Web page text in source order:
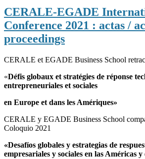
CERALE-EGADE
Conference 2021 : actas /
proceedings
CERALE et EGADE Business School
«Défis globaux et stratégies de réponse
entrepreneuriales et sociales
en Europe et dans les Amériques»
CERALE y EGADE Business School
Coloquio 2021
«Desafíos globales y estrategias de
empresariales y sociales en las Américas